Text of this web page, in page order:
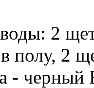
2
полу, 2
- черный